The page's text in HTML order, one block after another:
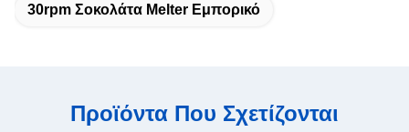
30rpm Σοκολάτα Melter Εμπορικό
Προϊόντα Που Σχετίζονται